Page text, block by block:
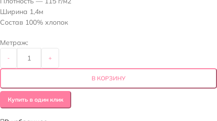
Ширина 1,4м
Состав 100% хлопок
Метраж:
- +
В КОРЗИНУ
Купить в один клик